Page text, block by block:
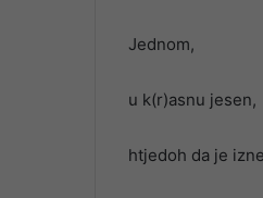
Jednom,
u k(r)asnu jesen,
htjedoh da je